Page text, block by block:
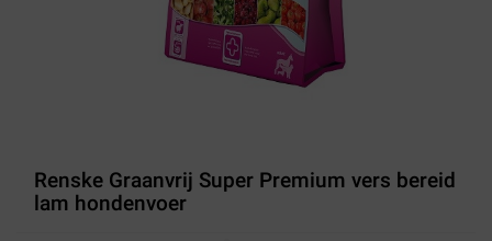
Renske Graanvrij Super Premium vers bereid
lam hondenvoer